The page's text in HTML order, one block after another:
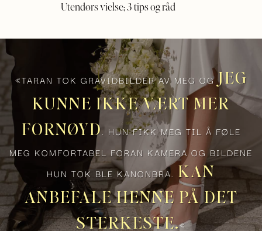
Utendørs vielse; 3 tips og råd
«TARAN TOK GRAVIDBILDER AV MEG OGJEG
KUNNE IKKE VÆRT MER
FORNØYD. HUN FIKK MEG TIL Å FØLE
MEG KOMFORTABEL FORAN KAMERA OG BILDENE
HUN TOK BLE KANONBRA. KAN
ANBEFALE HENNE PÅ DET
STERKESTE.«